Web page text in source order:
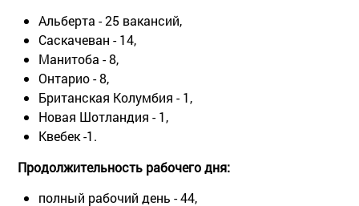
Альберта - 25 вакансий,
Саскачеван - 14,
Манитоба - 8,
Онтарио - 8,
Британская Колумбия - 1,
Новая Шотландия - 1,
Квебек -1.
Продолжительность рабочего дня:
полный рабочий день - 44,